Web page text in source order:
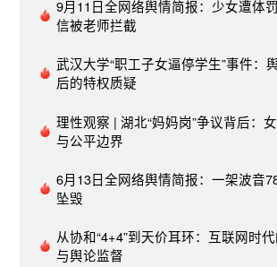
拥堵里程占比同比下降11.6%，2日和
的生命线，也是经济回暖的生命线。
显示，五月前三天，全国剁手党产生
流：银泰百货最后一批复工的湖北门
五一前三天，武汉银泰创意城、仙桃
分别是清明假期的4倍和8倍。来自支
示，五一期间夜经济已恢复90%，五
清明假期3成，并且支付宝消费劵成
苏重要力量。阿里本地生活数据也
至5月1日，上海小店饿了么订单量环
9月11日全网络舆情简报：少女遭体
信被老师拦截
武汉大学“职工子女逼停学生”事件：
后的特权质疑
理性观察 | 湖北“妈妈岗”争议背后：
与公平边界
6月13日全网络舆情简报：一架波音
坠毁
从协和“4+4”到天价耳环：互联网时代
与舆论监督